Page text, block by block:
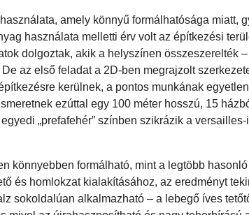
amely könnyű formálhatósága miatt,
használata melletti érv volt az építkezési
dolgoztak, akik a helyszínen összeszerelték
az első feladat a 2D-ben megrajzolt
kerülnek, a pontos munkának egyetlen
ezúttal egy 100 méter hosszú, 15
„prefafehér” színben szikrázik a versailles-i
könnyebben formálható, mint a legtöbb
és homlokzat kialakításához, az eredményt
sokoldalúan alkalmazható – a lebegő íves